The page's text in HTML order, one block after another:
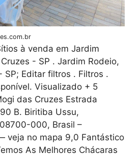
à venda em Jardim
- SP . Jardim Rodeio,
SP; Editar filtros . Filtros .
Visualizado + 5
das Cruzes Estrada
B. Biritiba Ussu,
000, Brasil –
veja no mapa 9,0 Fantástico
As Melhores Chácaras